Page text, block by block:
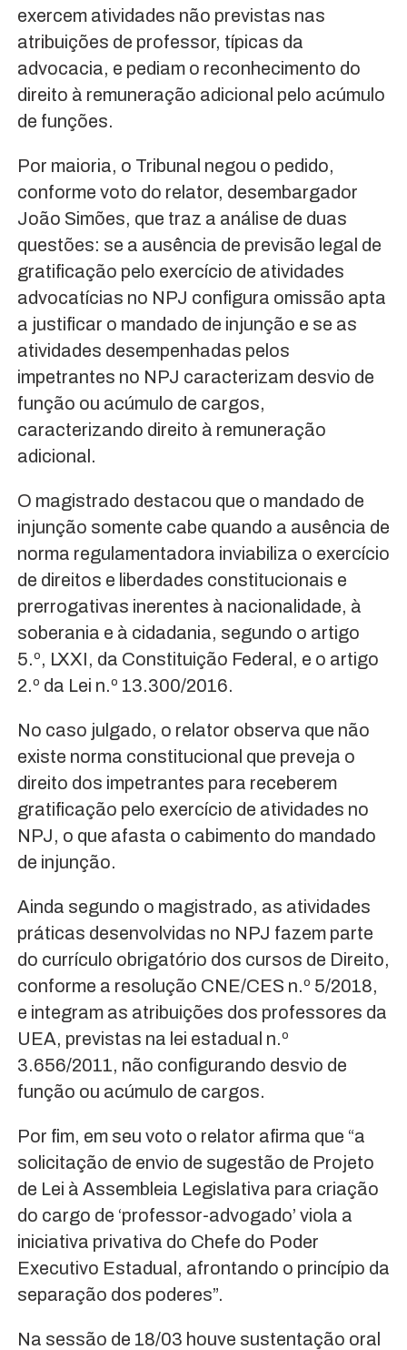
exercem atividades não previstas nas
atribuições de professor, típicas da
advocacia, e pediam o reconhecimento do
direito à remuneração adicional pelo acúmulo
de funções.
Por maioria, o Tribunal negou o pedido,
conforme voto do relator, desembargador
João Simões, que traz a análise de duas
questões: se a ausência de previsão legal de
gratificação pelo exercício de atividades
advocatícias no NPJ configura omissão apta
a justificar o mandado de injunção e se as
atividades desempenhadas pelos
impetrantes no NPJ caracterizam desvio de
função ou acúmulo de cargos,
caracterizando direito à remuneração
adicional.
O magistrado destacou que o mandado de
injunção somente cabe quando a ausência de
norma regulamentadora inviabiliza o exercício
de direitos e liberdades constitucionais e
prerrogativas inerentes à nacionalidade, à
soberania e à cidadania, segundo o artigo
5.º, LXXI, da Constituição Federal, e o artigo
2.º da Lei n.º 13.300/2016.
No caso julgado, o relator observa que não
existe norma constitucional que preveja o
direito dos impetrantes para receberem
gratificação pelo exercício de atividades no
NPJ, o que afasta o cabimento do mandado
de injunção.
Ainda segundo o magistrado, as atividades
práticas desenvolvidas no NPJ fazem parte
do currículo obrigatório dos cursos de Direito,
conforme a resolução CNE/CES n.º 5/2018,
e integram as atribuições dos professores da
UEA, previstas na lei estadual n.º
3.656/2011, não configurando desvio de
função ou acúmulo de cargos.
Por fim, em seu voto o relator afirma que “a
solicitação de envio de sugestão de Projeto
de Lei à Assembleia Legislativa para criação
do cargo de ‘professor-advogado’ viola a
iniciativa privativa do Chefe do Poder
Executivo Estadual, afrontando o princípio da
separação dos poderes”.
Na sessão de 18/03 houve sustentação oral